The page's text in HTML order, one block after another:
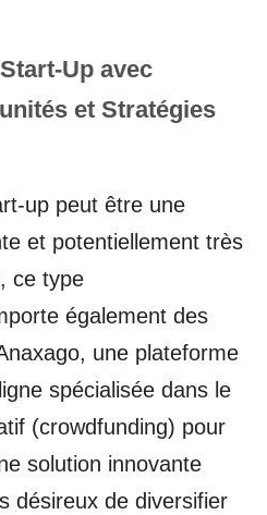
Up avec
et Stratégies
up peut être une
et potentiellement très
ce type
également des
une plateforme
spécialisée dans le
(crowdfunding) pour
solution innovante
désireux de diversifier